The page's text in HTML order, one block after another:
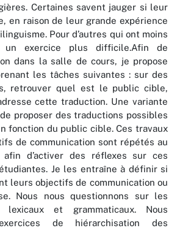
Certaines savent jauger si leur
en raison de leur grande expérience
Pour d’autres qui ont moins
un exercice plus difficile.Afin de
dans la salle de cours, je propose
les tâches suivantes : sur des
retrouver quel est le public cible,
cette traduction. Une variante
proposer des traductions possibles
fonction du public cible. Ces travaux
de communication sont répétés au
d’activer des réflexes sur ces
Je les entraîne à définir si
leurs objectifs de communication ou
Nous nous questionnons sur les
et grammaticaux. Nous
de hiérarchisation des